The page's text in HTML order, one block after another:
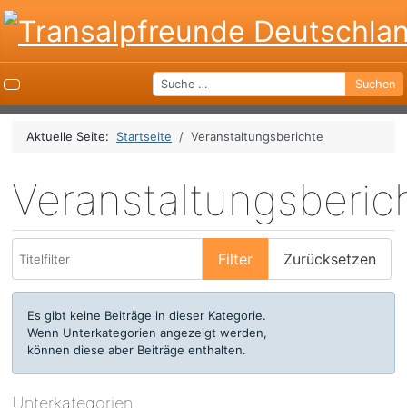
Suchen Suchen
Aktuelle Seite: Startseite Veranstaltungsberichte
Titelfilter
Filter Zurücksetzen
Information
Es gibt keine Beiträge in dieser Kategorie.
Wenn Unterkategorien angezeigt werden,
können diese aber Beiträge enthalten.
Unterkategorien